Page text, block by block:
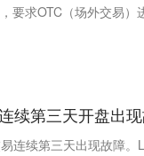
要求OTC（场外交易
续第三天开盘出
易连续第三天出现故障